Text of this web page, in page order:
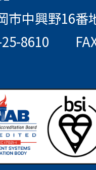
市中興野16番
8610